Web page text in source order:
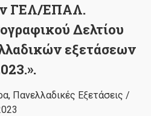
ΓΕΛ/ΕΠΑΛ.
Δελτίου
εξετάσεων
, Πανελλαδικές Εξετάσεις /